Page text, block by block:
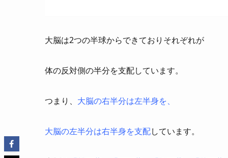
大脳は2つの半球からできておりそれぞれが
体の反対側の半分を支配しています。
つまり、 大脳の右半分は左半身を、
大脳の左半分は右半身を支配しています。